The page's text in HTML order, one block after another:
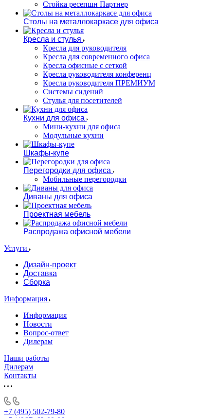
Стойка ресепшн Партнер
Столы на металлокаркасе для офиса
Кресла и стулья
Кресла для руководителя
Кресла для современного офиса
Кресла офисные с сеткой
Кресла руководителя конференц
Кресла руководителя ПРЕМИУМ
Системы сидений
Стулья для посетителей
Кухни для офиса
Мини-кухни для офиса
Модульные кухни
Шкафы-купе
Перегородки для офиса
Мобильные перегородки
Диваны для офиса
Проектная мебель
Распродажа офисной мебели
Услуги
Дизайн-проект
Доставка
Сборка
Информация
Информация
Новости
Вопрос-ответ
Дилерам
Наши работы
Дилерам
Контакты
+7 (495) 502-79-80